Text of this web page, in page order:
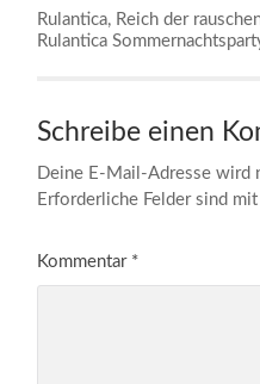
Rulantica, Reich der
Rulantica
Schreibe einen
Deine E-Mail-Adresse wird
Erforderliche Felder sind mit
Kommentar *